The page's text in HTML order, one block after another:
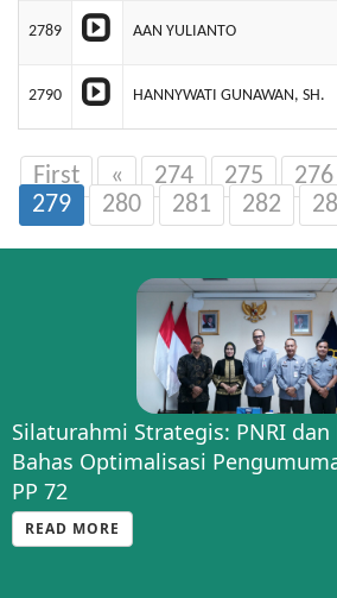
2789 AAN YULIANTO
2790 HANNYWATI GUNAWAN, SH.
First « 274 275 276
279
280 281 282
Silaturahmi Strategis: PNRI dan
Bahas Optimalisasi
PP 72
READ MORE